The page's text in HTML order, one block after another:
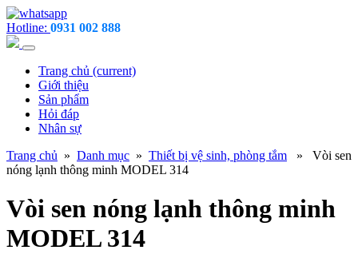
Hotline: 0931 002 888
Trang chủ (current)
Giới thiệu
Sản phẩm
Hỏi đáp
Nhân sự
Trang chủ » Danh mục » Thiết bị vệ sinh, phòng tắm » Vòi sen
nóng lạnh thông minh MODEL 314
Vòi sen nóng lạnh thông minh
MODEL 314